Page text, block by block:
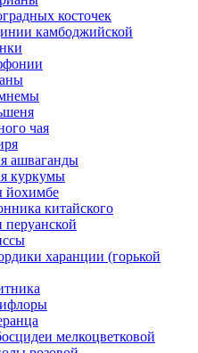
косточек
камбоджийской
чая
ашваганды
куркумы
йохимбе
китайского
перуанской
харанции (горькой
мелкоцветковой